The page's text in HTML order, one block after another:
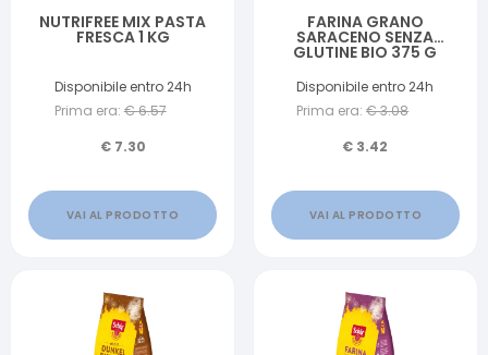
NUTRIFREE MIX PASTA
FRESCA 1 KG
Disponibile entro 24h
Prima era: €6.57
€ 7.30
VAI AL PRODOTTO
FARINA GRANO
SARACENO SENZA
GLUTINE BIO 375 G
Disponibile entro 24h
Prima era: €3.08
€ 3.42
VAI AL PRODOTTO